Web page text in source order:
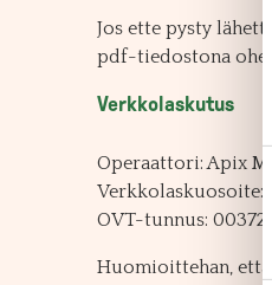
Jos ette pysty
pdf-tiedostona
Verkkolaskutus
Operaattori: Apix
Verkkolaskuosoite:
OVT-tunnus:
Huomioittehan,